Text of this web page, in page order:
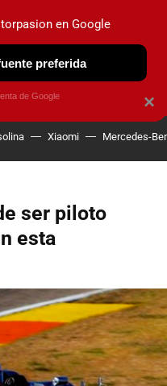
OBSERVATORIO
Xiaomi Mercedes-
ser piloto
esta
×
en Google
preferida
de Google